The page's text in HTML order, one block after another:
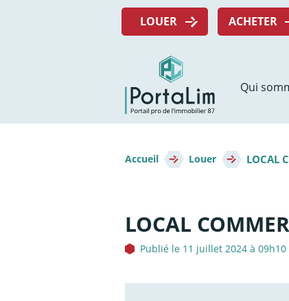
Menu
LOUER ACHETER
Navigation
Qui
d'Ariane
Accueil Louer LOCAL
LOCAL
Publié le 11 juillet 2024 à 09h10